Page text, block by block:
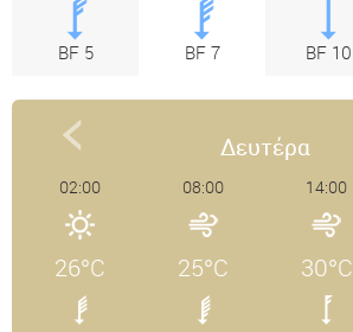
BF 5 BF 7 BF 10
Δευτέρα
02:00
26°C
08:00
25°C
14:00
30°C